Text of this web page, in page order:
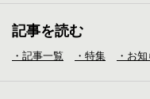
記事を読む
・記事一覧 ・特集 ・お